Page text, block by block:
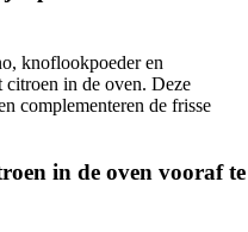
knoflookpoeder en
citroen in de oven. Deze
complementeren de frisse
in de oven vooraf te